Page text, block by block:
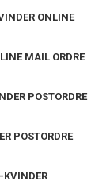
ONLINE
MAIL ORDRE
POSTORDRE
POSTORDRE
KVINDER